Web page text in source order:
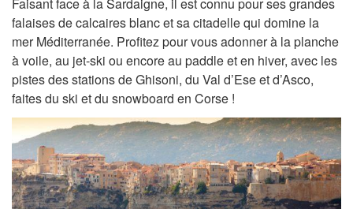
falaises de calcaires blanc et sa citadelle qui domine la
mer Méditerranée. Profitez pour vous adonner à la planche
à voile, au jet-ski ou encore au paddle et en hiver, avec les
pistes des stations de Ghisoni, du Val d’Ese et d’Asco,
faites du ski et du snowboard en Corse !